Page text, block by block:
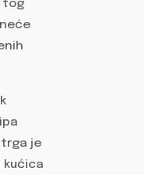
tog
je
kućica